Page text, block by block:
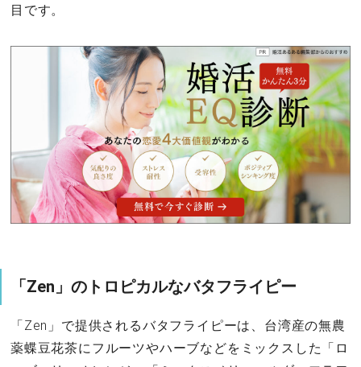
目です。
「Zen」のトロピカルなバタフライピー
「Zen」で提供されるバタフライピーは、台湾産の無農
薬蝶豆花茶にフルーツやハーブなどをミックスした「ロ